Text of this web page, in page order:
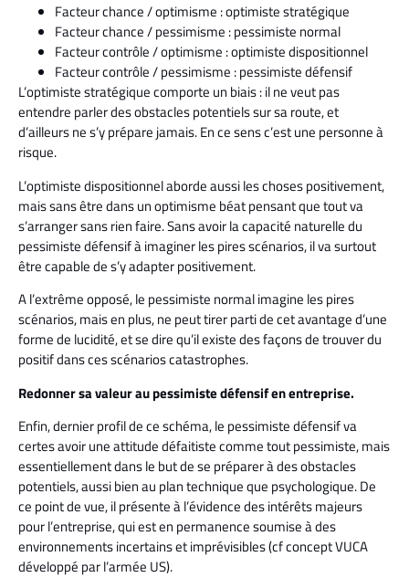
Facteur chance / optimisme : optimiste stratégique
Facteur chance / pessimisme : pessimiste normal
Facteur contrôle / optimisme : optimiste dispositionnel
Facteur contrôle / pessimisme : pessimiste défensif
L’optimiste stratégique comporte un biais : il ne veut pas
entendre parler des obstacles potentiels sur sa route, et
d’ailleurs ne s’y prépare jamais. En ce sens c’est une personne à
risque.
L’optimiste dispositionnel aborde aussi les choses positivement,
mais sans être dans un optimisme béat pensant que tout va
s’arranger sans rien faire. Sans avoir la capacité naturelle du
pessimiste défensif à imaginer les pires scénarios, il va surtout
être capable de s’y adapter positivement.
A l’extrême opposé, le pessimiste normal imagine les pires
scénarios, mais en plus, ne peut tirer parti de cet avantage d’une
forme de lucidité, et se dire qu’il existe des façons de trouver du
positif dans ces scénarios catastrophes.
Redonner sa valeur au pessimiste défensif en entreprise.
Enfin, dernier profil de ce schéma, le pessimiste défensif va
certes avoir une attitude défaitiste comme tout pessimiste, mais
essentiellement dans le but de se préparer à des obstacles
potentiels, aussi bien au plan technique que psychologique. De
ce point de vue, il présente à l’évidence des intérêts majeurs
pour l’entreprise, qui est en permanence soumise à des
environnements incertains et imprévisibles (cf concept VUCA
développé par l’armée US).